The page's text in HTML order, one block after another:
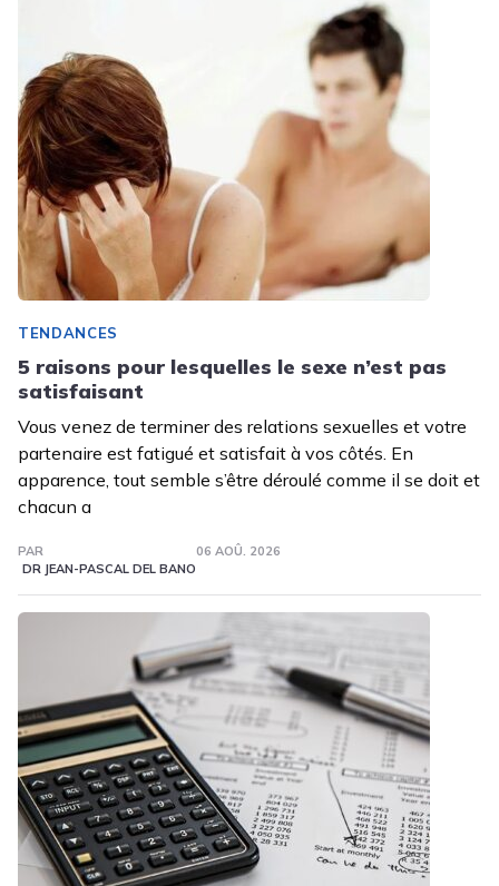
TENDANCES
5 raisons pour lesquelles le sexe n’est pas
satisfaisant
Vous venez de terminer des relations sexuelles et votre
partenaire est fatigué et satisfait à vos côtés. En
apparence, tout semble s’être déroulé comme il se doit et
chacun a
PAR
DR JEAN-PASCAL DEL BANO
06 AOÛ. 2026